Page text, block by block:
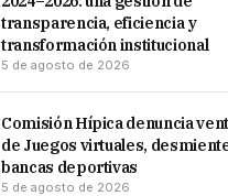
transparencia, eficiencia y
transformación institucional
5 de agosto de 2026
Comisión Hípica denuncia
de Juegos virtuales,
bancas deportivas
5 de agosto de 2026